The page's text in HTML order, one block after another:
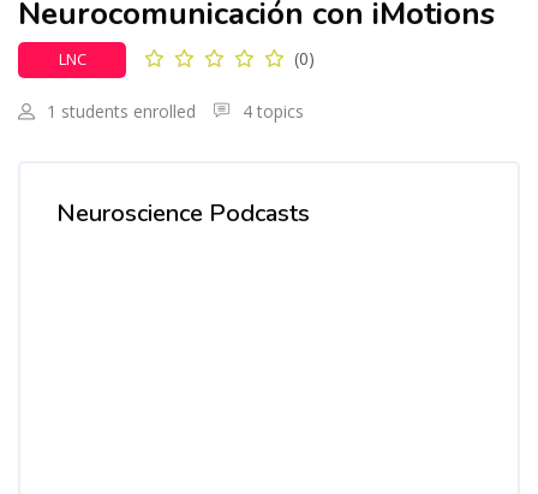
Neurocomunicación con iMotions
LNC (0)
1 students enrolled 4 topics
Neuroscience Podcasts